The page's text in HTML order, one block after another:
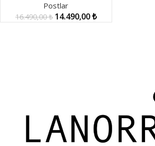
Postlar
16.490,00₺ 14.490,00₺